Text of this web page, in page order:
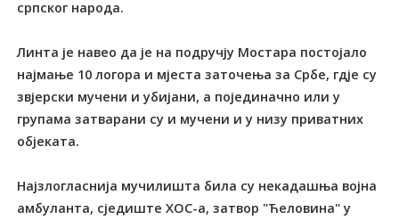
српског народа.
Линта је навео да је на подручју Мостара постојало
најмање 10 логора и мјеста заточења за Србе, гдје су
звјерски мучени и убијани, а појединачно или у
групама затварани су и мучени и у низу приватних
објеката.
Најзлогласнија мучилишта била су некадашња војна
амбуланта, сједиште ХОС-а, затвор "Ћеловина" у